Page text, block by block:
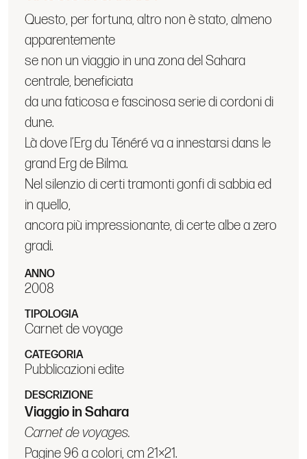
apparentemente
se non un viaggio in una zona del Sahara
centrale, beneficiata
da una faticosa e fascinosa serie di cordoni di
dune.
Là dove l’Erg du Ténéré va a innestarsi dans le
grand Erg de Bilma.
Nel silenzio di certi tramonti gonfi di sabbia ed
in quello,
ancora più impressionante, di certe albe a zero
gradi.
ANNO
TIPOLOGIA
CATEGORIA
Pubblicazioni edite
DESCRIZIONE
Carnet de voyages.
Pagine 96 a colori, cm 21×21.
Edizioni Nuages, Milano settembre 2008